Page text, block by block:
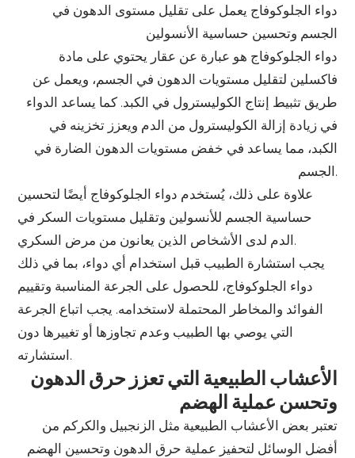
دواء الجلوكوفاج يعمل على تقليل مستوى الدهون في
الجسم وتحسين حساسية الأنسولين
دواء الجلوكوفاج هو عبارة عن عقار يحتوي على مادة
فاكسلين لتقليل مستويات الدهون في الجسم، ويعمل عن
طريق تثبيط إنتاج الكوليسترول في الكبد. كما يساعد الدواء
في زيادة إزالة الكوليسترول من الدم ويعزز تخزينه في
الكبد، مما يساعد في خفض مستويات الدهون الضارة في
الجسم.
علاوة على ذلك، يُستخدم دواء الجلوكوفاج أيضًا لتحسين
حساسية الجسم للأنسولين وتقليل مستويات السكر في
الدم لدى الأشخاص الذين يعانون من مرض السكري.
يجب استشارة الطبيب قبل استخدام أي دواء، بما في ذلك
دواء الجلوكوفاج، للحصول على الجرعة المناسبة وتقييم
الفوائد والمخاطر المحتملة لاستخدامه. يجب اتباع الجرعة
التي يوصي بها الطبيب وعدم تجاوزها أو تغييرها دون
استشارته.
الأعشاب الطبيعية التي تعزز حرق الدهون
وتحسن عملية الهضم
تعتبر بعض الأعشاب الطبيعية مثل الزنجبيل والكركم من
أفضل الوسائل لتحفيز عملية حرق الدهون وتحسين الهضم